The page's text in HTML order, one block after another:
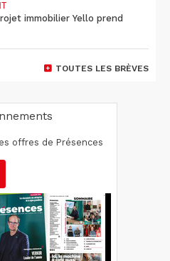
immobilier Yello prend
TOUTES LES BRÈVES
offres de Présences